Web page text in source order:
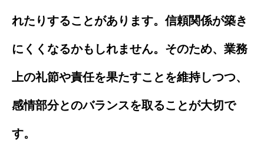
れたりすることがあります。信頼関係が築き
にくくなるかもしれません。そのため、業務
上の礼節や責任を果たすことを維持しつつ、
感情部分とのバランスを取ることが大切で
す。